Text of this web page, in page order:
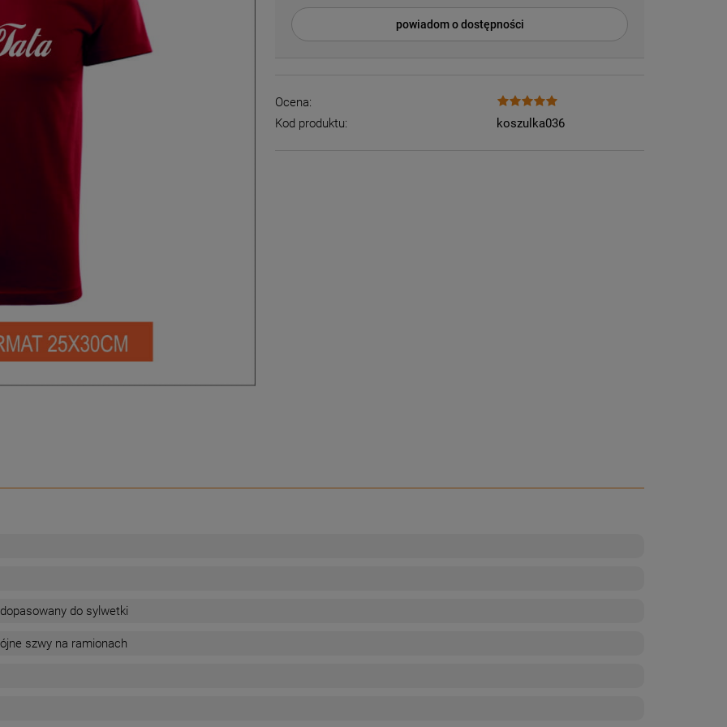
powiadom o dostępności
Ocena:
Kod produktu:
koszulka036
do sylwetki
szwy na ramionach